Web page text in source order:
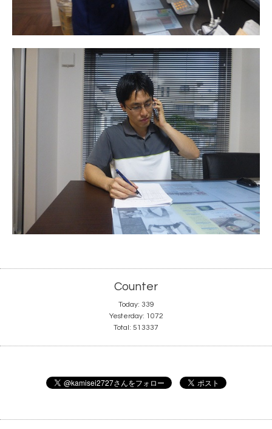
Counter
Today: 339
Yesterday: 1072
Total: 513337